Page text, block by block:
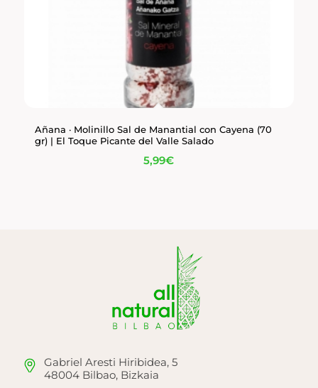
Añana · Molinillo Sal de Manantial con Cayena (70
gr) | El Toque Picante del Valle Salado
5,99€
Gabriel Aresti Hiribidea, 5
48004 Bilbao, Bizkaia